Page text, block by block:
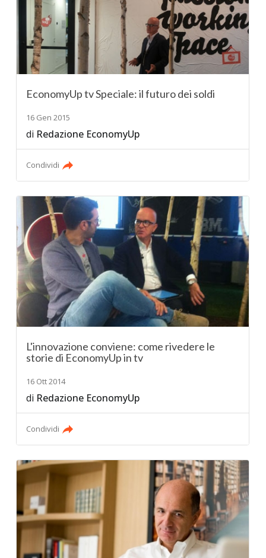
EconomyUp tv Speciale: il futuro dei soldi
16 Gen 2015
di Redazione EconomyUp
Condividi
L'innovazione conviene: come rivedere le
storie di EconomyUp in tv
16 Ott 2014
di Redazione EconomyUp
Condividi